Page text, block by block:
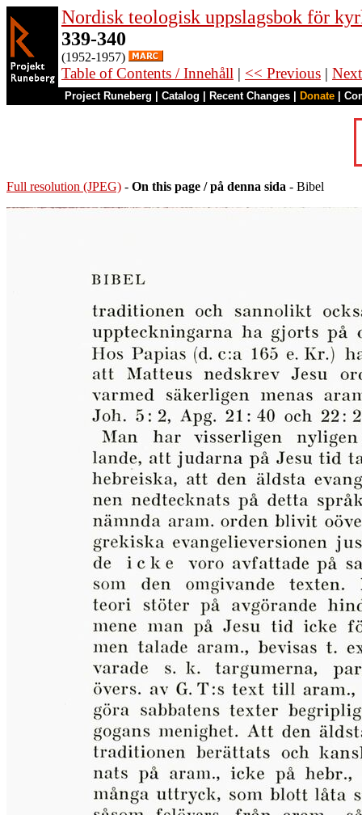
Nordisk teologisk uppslagsbok för
339-340
(1952-1957)
Table of Contents / Innehåll | << Previous |
Project Runeberg Catalog Recent Changes Donate
Full resolution (JPEG) - On this page / på denna sida - Bibel